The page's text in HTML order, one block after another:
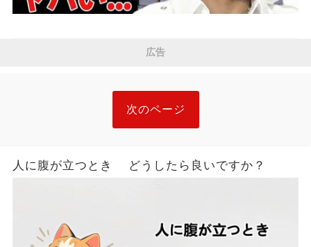
広告
次のページ
人に腹が立つとき どうしたら良いですか？